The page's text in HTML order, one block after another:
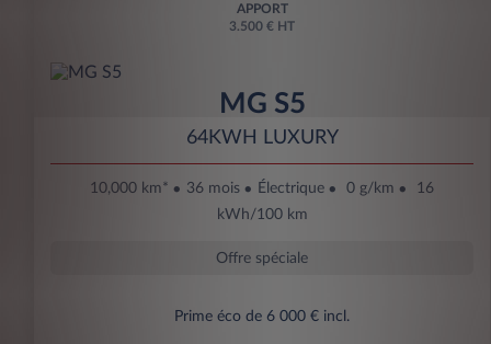
APPORT
3.500 € HT
MG S5
64KWH LUXURY
10,000 km* 36 mois Électrique 0 g/km
16
kWh/100 km
Offre spéciale
Prime éco de 6 000 € incl.